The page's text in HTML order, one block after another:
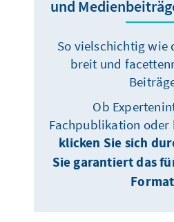
und
So vielschichtig wie
breit und
Ob
Fachpublikation oder
klicken Sie sich
Sie garantiert das